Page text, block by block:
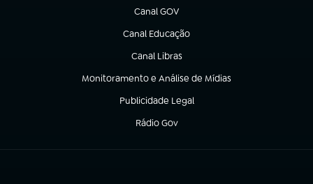
Canal GOV
(abre em nova aba)
Canal Educação
(abre em nova aba)
Canal Libras
(abre em nova aba)
Monitoramento e Análise de Mídias
(abre em nova aba)
Publicidade Legal
(abre em nova aba)
Rádio Gov
(abre em nova aba)